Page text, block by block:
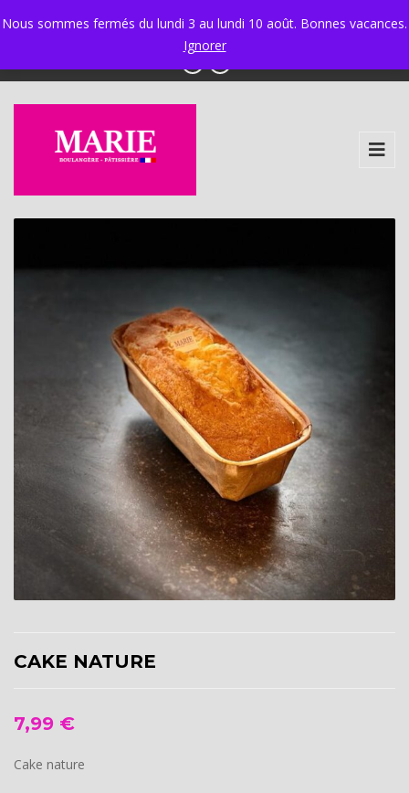
Nous sommes fermés du lundi 3 au lundi 10 août. Bonnes vacances.
Ignorer
Ixelles 02 534 34 97 - Ganshoren 02 425 58 30
|
info@boulangerie-marie.be
CAKE NATURE
7,99 €
Cake nature